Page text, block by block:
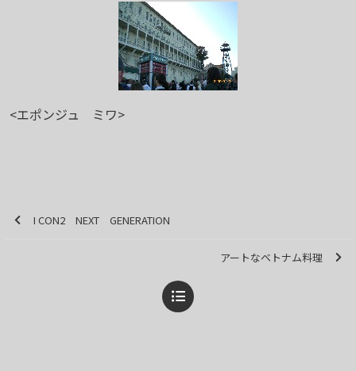
<エポンジュ ミワ>
I CON2 NEXT GENERATION
アートなベトナム料理